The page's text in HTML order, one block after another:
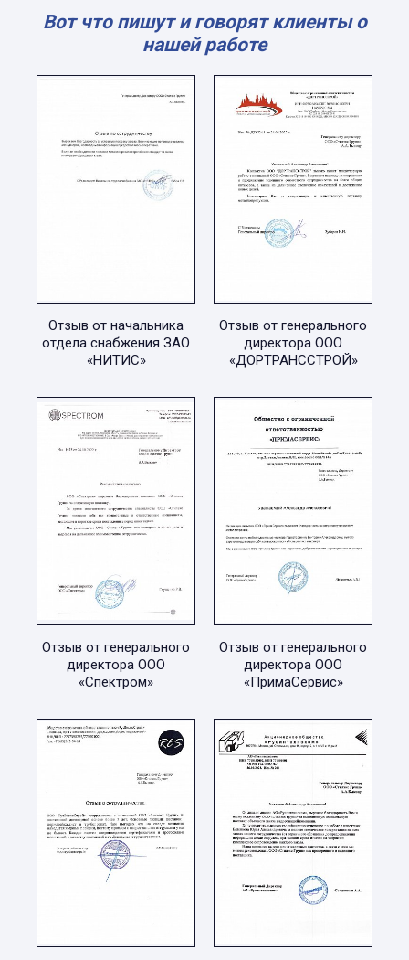
Вот что пишут и говорят клиенты о
нашей работе
Отзыв от начальника
отдела снабжения ЗАО
«НИТИС»
Отзыв от генерального
директора ООО
«ДОРТРАНССТРОЙ»
Отзыв от генерального
директора ООО
«Спектром»
Отзыв от генерального
директора ООО
«ПримаСервис»